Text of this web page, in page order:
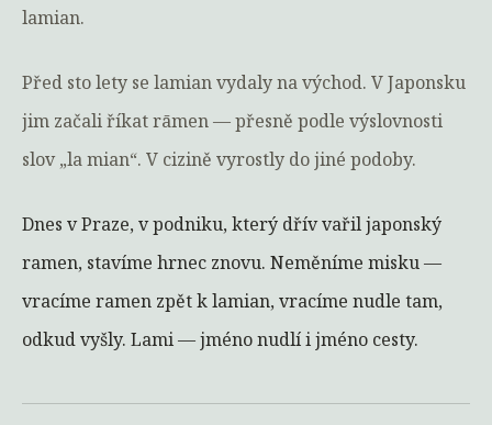
lamian.
Před sto lety se lamian vydaly na východ. V Japonsku
jim začali říkat rāmen — přesně podle výslovnosti
slov „la mian“. V cizině vyrostly do jiné podoby.
Dnes v Praze, v podniku, který dřív vařil japonský
ramen, stavíme hrnec znovu. Neměníme misku —
vracíme ramen zpět k lamian, vracíme nudle tam,
odkud vyšly. Lami — jméno nudlí i jméno cesty.